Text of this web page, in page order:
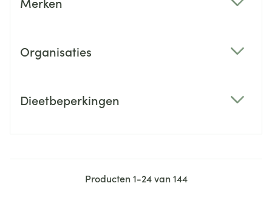
Organisaties
Dieetbeperkingen
Producten1-24van144